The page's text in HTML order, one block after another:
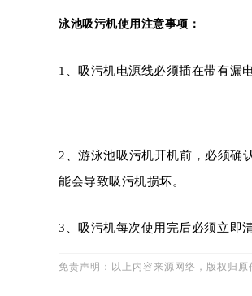
泳池吸污机使用注意事项：
1、吸污机电源线必须插在带有漏
2 、游泳池吸污机开机前，必须确
能会导致吸污机损坏。
3、吸污机每次使用完后必须立即
免责声明：以上内容来源网络，版权归